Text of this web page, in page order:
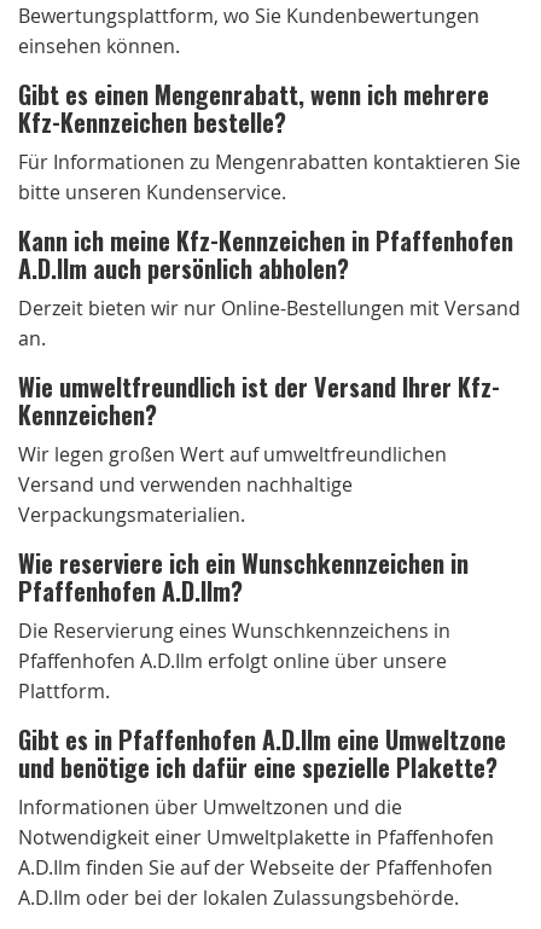
Bewertungsplattform, wo Sie Kundenbewertungen
einsehen können.
Gibt es einen Mengenrabatt, wenn ich mehrere
Kfz-Kennzeichen bestelle?
Für Informationen zu Mengenrabatten kontaktieren Sie
bitte unseren Kundenservice.
Kann ich meine Kfz-Kennzeichen in Pfaffenhofen
A.D.Ilm auch persönlich abholen?
Derzeit bieten wir nur Online-Bestellungen mit Versand
an.
Wie umweltfreundlich ist der Versand Ihrer Kfz-
Kennzeichen?
Wir legen großen Wert auf umweltfreundlichen
Versand und verwenden nachhaltige
Verpackungsmaterialien.
Wie reserviere ich ein Wunschkennzeichen in
Pfaffenhofen A.D.Ilm?
Die Reservierung eines Wunschkennzeichens in
Pfaffenhofen A.D.Ilm erfolgt online über unsere
Plattform.
Gibt es in Pfaffenhofen A.D.Ilm eine Umweltzone
und benötige ich dafür eine spezielle Plakette?
Informationen über Umweltzonen und die
Notwendigkeit einer Umweltplakette in Pfaffenhofen
A.D.Ilm finden Sie auf der Webseite der Pfaffenhofen
A.D.Ilm oder bei der lokalen Zulassungsbehörde.